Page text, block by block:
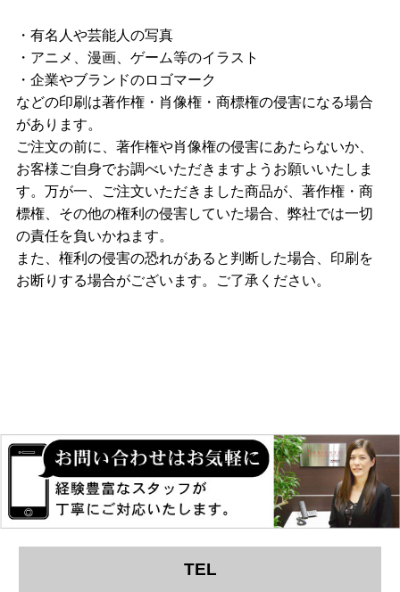
・有名人や芸能人の写真
・アニメ、漫画、ゲーム等のイラスト
・企業やブランドのロゴマーク
などの印刷は著作権・肖像権・商標権の侵害になる場合
があります。
ご注文の前に、著作権や肖像権の侵害にあたらないか、
お客様ご自身でお調べいただきますようお願いいたしま
す。万が一、ご注文いただきました商品が、著作権・商
標権、その他の権利の侵害していた場合、弊社では一切
の責任を負いかねます。
また、権利の侵害の恐れがあると判断した場合、印刷を
お断りする場合がございます。ご了承ください。
TEL